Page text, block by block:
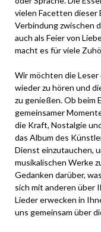
vielen Facetten dieser
Verbindung zwischen
auch als Feier von
macht es für viele
Wir möchten die Leser
wieder zu hören und
zu genießen. Ob beim
gemeinsamer
die Kraft, Nostalgie
das Album des
Dienst einzutauchen,
musikalischen Werke
Gedanken darüber,
sich mit anderen über
Lieder erwecken in
uns gemeinsam über